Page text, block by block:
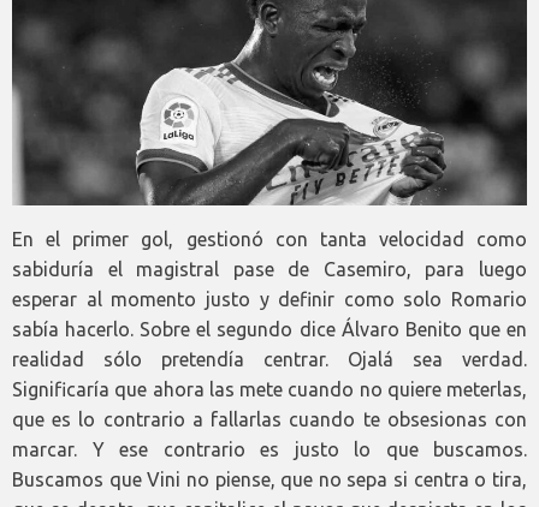
En el primer gol, gestionó con tanta velocidad como
sabiduría el magistral pase de Casemiro, para luego
esperar al momento justo y definir como solo Romario
sabía hacerlo. Sobre el segundo dice Álvaro Benito que en
realidad sólo pretendía centrar. Ojalá sea verdad.
Significaría que ahora las mete cuando no quiere meterlas,
que es lo contrario a fallarlas cuando te obsesionas con
marcar. Y ese contrario es justo lo que buscamos.
Buscamos que Vini no piense, que no sepa si centra o tira,